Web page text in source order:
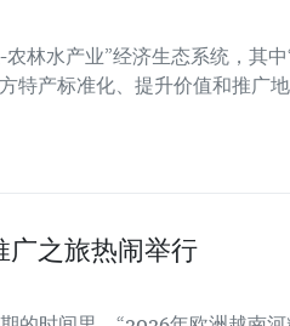
林水产业”经济生态系统，其中
特产标准化、提升价值和推广
广之旅热闹举行